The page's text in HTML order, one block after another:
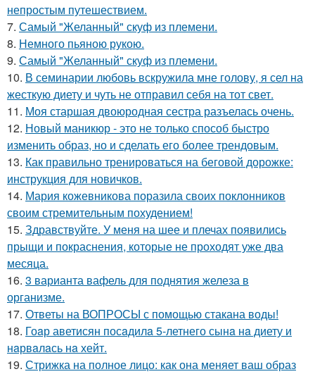
непростым путешествием.
7. Самый "Желанный" скуф из племени.
8. Немного пьяною рукою.
9. Самый "Желанный" скуф из племени.
10. В семинарии любовь вскружила мне голову, я сел на
жесткую диету и чуть не отправил себя на тот свет.
11. Моя старшая двоюродная сестра разъелась очень.
12. Новый маникюр - это не только способ быстро
изменить образ, но и сделать его более трендовым.
13. Как правильно тренироваться на беговой дорожке:
инструкция для новичков.
14. Мария кожевникова поразила своих поклонников
своим стремительным похудением!
15. Здравствуйте. У меня на шее и плечах появились
прыщи и покраснения, которые не проходят уже два
месяца.
16. 3 варианта вафель для поднятия железа в
организме.
17. Ответы на ВОПРОСЫ с помощью стакана воды!
18. Гоaр аветисян посaдилa 5-летнего сынa нa диету и
нaрвaлaсь нa хейт.
19. Стрижка на полное лицо: как она меняет ваш образ